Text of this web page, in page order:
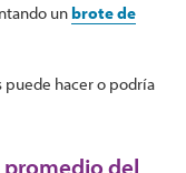
unbrote de
puede hacer o podría
promedio del